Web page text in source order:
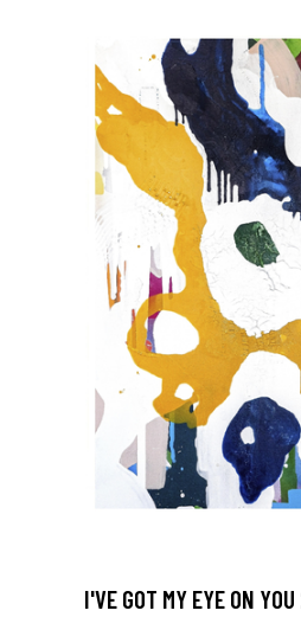
I'VE GOT MY EYE ON